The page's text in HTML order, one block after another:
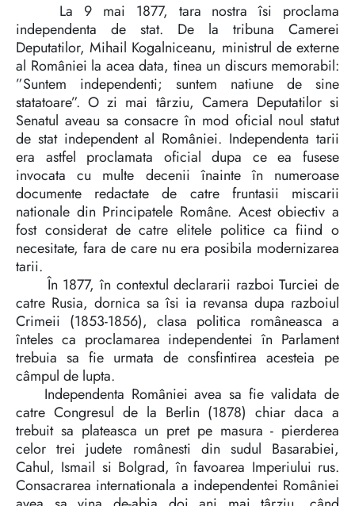
La 9 mai 1877, tara nostra îsi proclama
independenta de stat. De la tribuna Camerei
Deputatilor, Mihail Kogalniceanu, ministrul de externe
al României la acea data, tinea un discurs memorabil:
”Suntem independenti; suntem natiune de sine
statatoare”. O zi mai târziu, Camera Deputatilor si
Senatul aveau sa consacre în mod oficial noul statut
de stat independent al României. Independenta tarii
era astfel proclamata oficial dupa ce ea fusese
invocata cu multe decenii înainte în numeroase
documente redactate de catre fruntasii miscarii
nationale din Principatele Române. Acest obiectiv a
fost considerat de catre elitele politice ca fiind o
necesitate, fara de care nu era posibila modernizarea
tarii.
În 1877, în contextul declararii razboi Turciei de
catre Rusia, dornica sa îsi ia revansa dupa razboiul
Crimeii (1853-1856), clasa politica româneasca a
înteles ca proclamarea independentei în Parlament
trebuia sa fie urmata de consfintirea acesteia pe
câmpul de lupta.
Independenta României avea sa fie validata de
catre Congresul de la Berlin (1878) chiar daca a
trebuit sa plateasca un pret pe masura - pierderea
celor trei judete românesti din sudul Basarabiei,
Cahul, Ismail si Bolgrad, în favoarea Imperiului rus.
Consacrarea internationala a independentei României